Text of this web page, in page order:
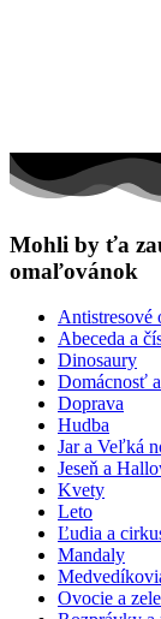
Mohli by ťa
omaľovánok
Abeceda a
Dinosaury
Domácnosť
Doprava
Hudba
Jar a Veľká
Jeseň a
Kvety
Leto
Ľudia a
Mandaly
Ovocie a